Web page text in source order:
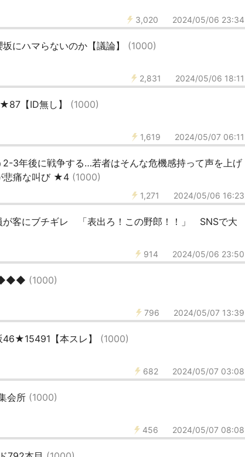
3,020 2024/05/06 23:34
坂にハマらないのか【議論】 (1000)
2,831 2024/05/06 18:11
【ID無し】 (1000)
1,619 2024/05/07 06:11
2-3年後に戦争する…若者はそんな危機感持って声を上げ
悲痛な叫び ★4 (1000)
1,271 2024/05/06 16:23
が客にブチギレ 「表出ろ！この野郎！！」 SNSで大
914 2024/05/06 23:50
(1000)
796 2024/05/07 13:39
46★15491【本スレ】 (1000)
682 2024/05/07 03:08
会所 (1000)
456 2024/05/07 08:08